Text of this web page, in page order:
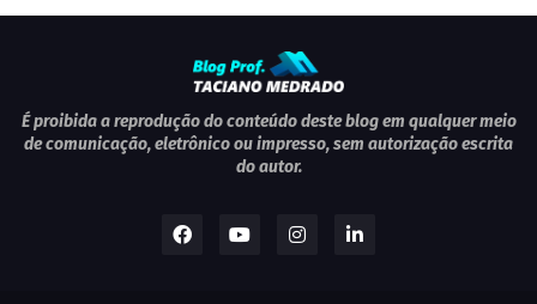
AMBIENTE (9)
ANIVERSÁRIO DA CIDADE
ANIVERSÁRIOS (1)
APEXBRASIL (1)
É proibida a reprodução do conteúdo deste blog em qualquer meio
de comunicação, eletrônico ou impresso, sem autorização escrita
do autor.